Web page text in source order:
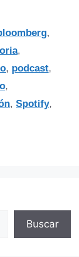
,
,
, podcast,
,
, Spotify,
Buscar